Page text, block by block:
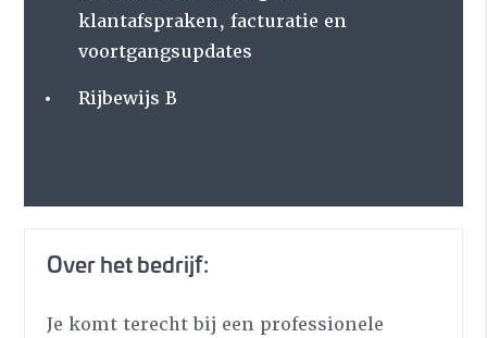
klantafspraken, facturatie en
voortgangsupdates
Rijbewijs B
Over het bedrijf:
Je komt terecht bij een professionele